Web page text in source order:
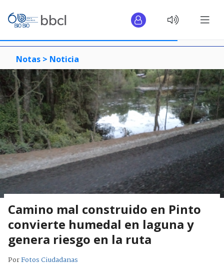
Notas > Noticia
Camino mal construido en Pinto
convierte humedal en laguna y
genera riesgo en la ruta
PorFotos Ciudadanas